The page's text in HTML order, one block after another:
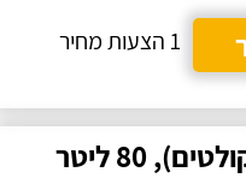
1 הצעות מחיר
80 ליטר